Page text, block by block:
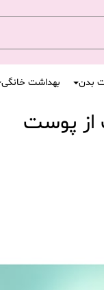
بدن بهداشت خانگی
از پوست